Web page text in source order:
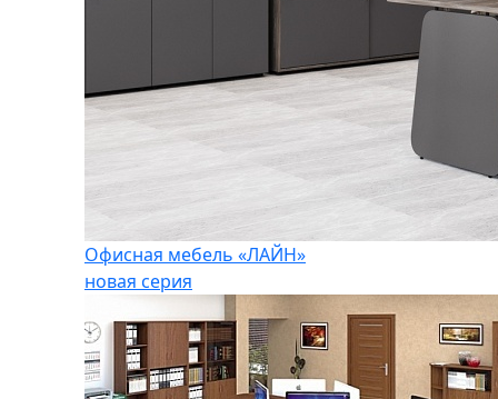
Офисная мебель «ЛАЙН»
новая серия